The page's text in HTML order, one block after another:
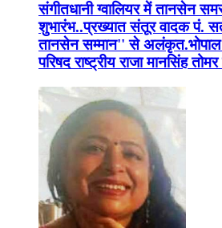
संगीतधानी ग्वालियर में तानसेन
शुभारंभ..प्रख्यात संतूर वादक पं.
तानसेन सम्मान'' से
परिषद राष्ट्रीय राजा मानसिंह